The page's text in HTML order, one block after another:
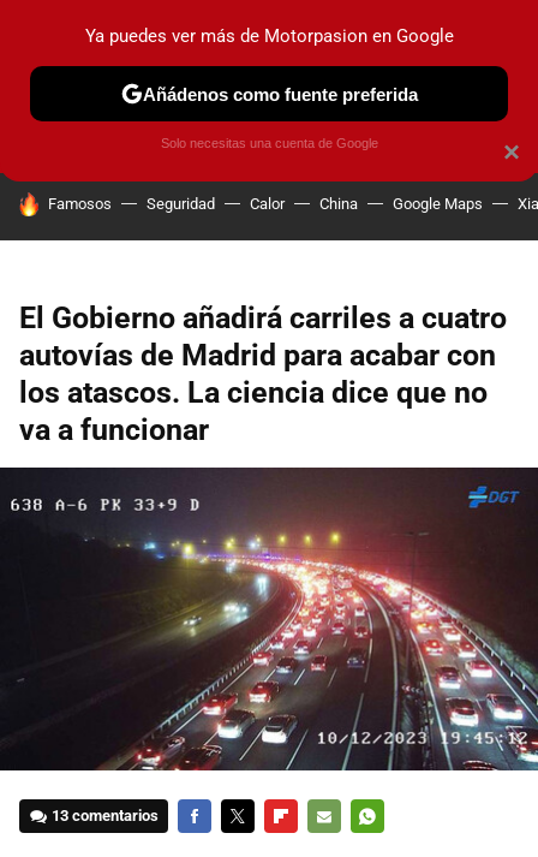
PRUEBAS COCHES ELÉCTRICOS OBSERVATORIO
HOY SE HABLA DE
Famosos Seguridad Calor China Google Maps
El Gobierno añadirá carriles a cuatro
autovías de Madrid para acabar con
los atascos. La ciencia dice que no
va a funcionar
13 comentarios
×
Ya puedes ver más de Motorpasion en Google
Añádenos como fuente preferida
Solo necesitas una cuenta de Google